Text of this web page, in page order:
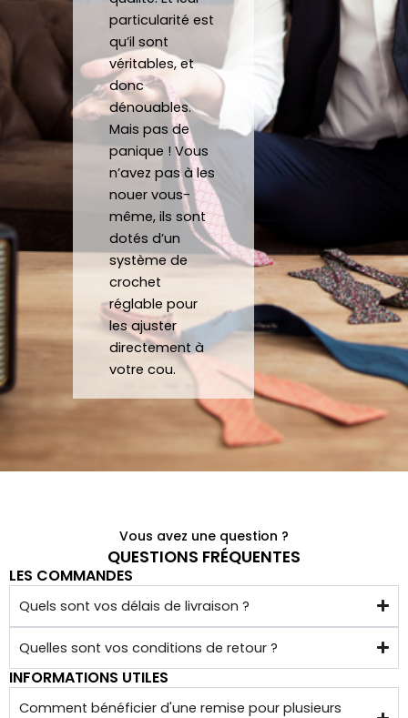
atten
tes.
de
porte
r des
noeu
ds
papill
ons/
acce
es de
qualit
quelq
kilom
de
chez
soi.
d sur
Je
reco
nde
!
Merci
beau
coup
à eux
encor
e!
particularité est
qu’il sont
véritables, et
donc
dénouables.
Mais pas de
panique ! Vous
n’avez pas à les
nouer vous-
même, ils sont
dotés d’un
système de
crochet
réglable pour
les ajuster
directement à
votre cou.
Vous avez une question ?
QUESTIONS FRÉQUENTES
LES COMMANDES
Quels sont vos délais de livraison ?
Quelles sont vos conditions de retour ?
INFORMATIONS UTILES
Comment bénéficier d'une remise pour plusieurs